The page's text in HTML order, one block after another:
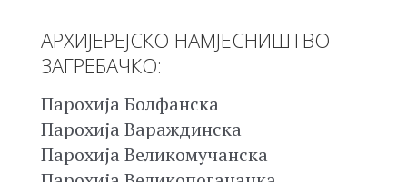
АРХИЈЕРЕЈСКО НАМЈЕСНИШТВО
ЗАГРЕБАЧКО:
Парохија Болфанска
Парохија Вараждинска
Парохија Великомучанска